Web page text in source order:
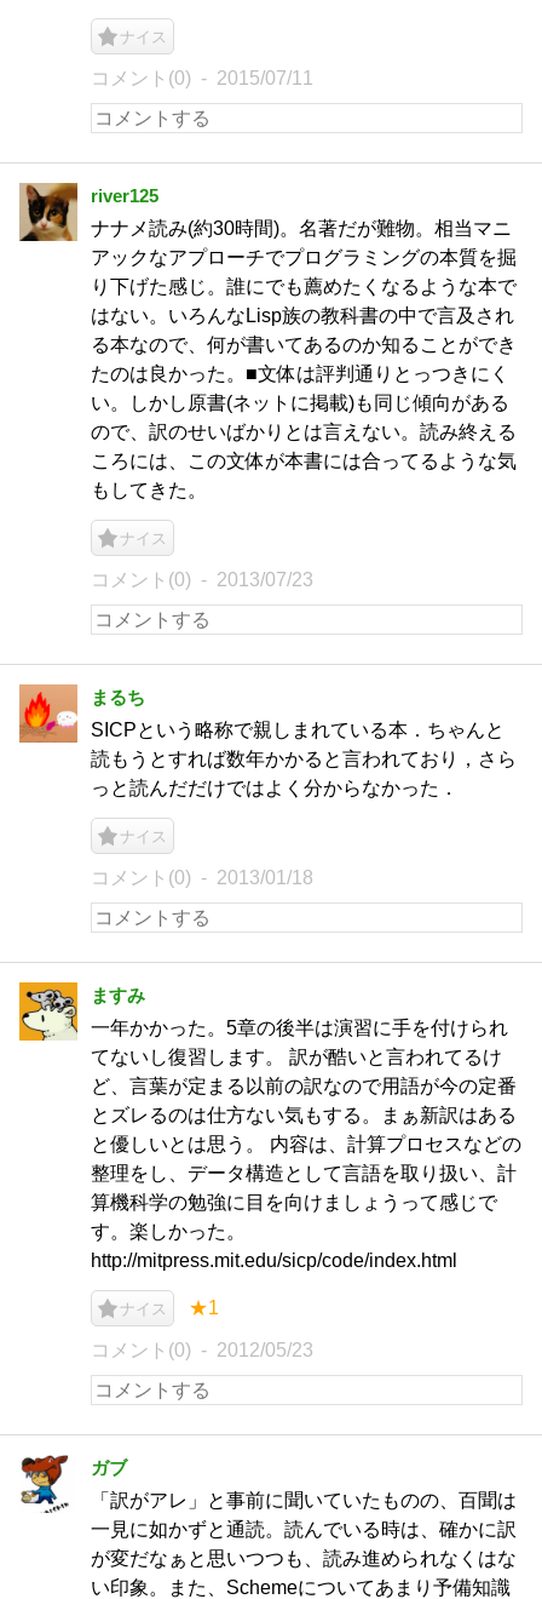
ナイス
コメント(0) 2015/07/11
river125
ナナメ読み(約30時間)。名著だが難物。相当マニ
アックなアプローチでプログラミングの本質を掘
り下げた感じ。誰にでも薦めたくなるような本で
はない。いろんなLisp族の教科書の中で言及され
る本なので、何が書いてあるのか知ることができ
たのは良かった。■文体は評判通りとっつきにく
い。しかし原書(ネットに掲載)も同じ傾向がある
ので、訳のせいばかりとは言えない。読み終える
ころには、この文体が本書には合ってるような気
もしてきた。
ナイス
コメント(0) 2013/07/23
まるち
SICPという略称で親しまれている本．ちゃんと
読もうとすれば数年かかると言われており，さら
っと読んだだけではよく分からなかった．
ナイス
コメント(0) 2013/01/18
ますみ
一年かかった。5章の後半は演習に手を付けられ
てないし復習します。 訳が酷いと言われてるけ
ど、言葉が定まる以前の訳なので用語が今の定番
とズレるのは仕方ない気もする。まぁ新訳はある
と優しいとは思う。 内容は、計算プロセスなどの
整理をし、データ構造として言語を取り扱い、計
算機科学の勉強に目を向けましょうって感じで
す。楽しかった。
http://mitpress.mit.edu/sicp/code/index.html
ナイス ★1
コメント(0) 2012/05/23
ガブ
「訳がアレ」と事前に聞いていたものの、百聞は
一見に如かずと通読。読んでいる時は、確かに訳
が変だなぁと思いつつも、読み進められなくはな
い印象。また、Schemeについてあまり予備知識